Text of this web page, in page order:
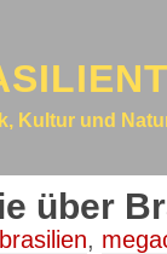
Kultur und
über
brasilien,